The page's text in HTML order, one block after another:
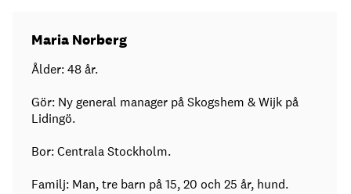
Maria Norberg
Ålder: 48 år.
Gör: Ny general manager på Skogshem & Wijk på
Lidingö.
Bor: Centrala Stockholm.
Familj: Man, tre barn på 15, 20 och 25 år, hund.